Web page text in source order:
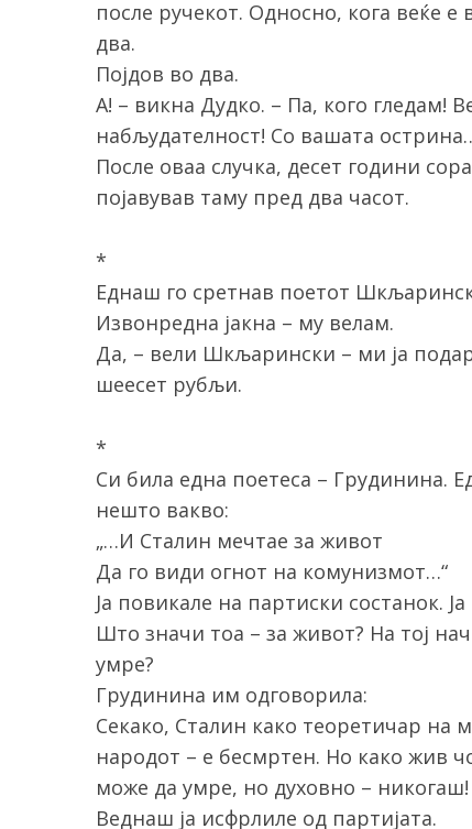
после ручекот. Односно, кога веќе
два.
Појдов во два.
А! – викна Дудко. – Па, кого гледам!
набљудателност! Со вашата
После оваа случка, десет години
појавував таму пред два часот.
*
Еднаш го сретнав поетот
Извонредна јакна – му велам.
Да, – вели Шкљарински – ми ја
шеесет рубљи.
*
Си била една поетеса – Грудинина.
нешто вакво:
„…И Сталин мечтае за живот
Да го види огнот на комунизмот…“
Ја повикале на партиски состанок.
Што значи тоа – за живот? На тој
умре?
Грудинина им одговорила:
Секако, Сталин како теоретичар на
народот – е бесмртен. Но како жив
може да умре, но духовно – никогаш!
Веднаш ја исфрлиле од партијата.